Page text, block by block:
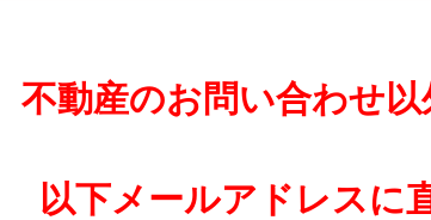
不動産のお問い合わせ
以下メールアドレスに